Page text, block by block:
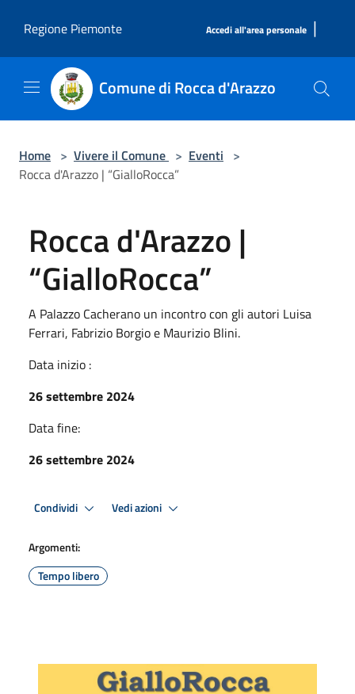
Regione Piemonte
Accedi all'area personale |
Comune di Rocca d'Arazzo
Home > Vivere il Comune > Eventi >
Rocca d'Arazzo | “GialloRocca”
Rocca d'Arazzo |
“GialloRocca”
A Palazzo Cacherano un incontro con gli autori Luisa
Ferrari, Fabrizio Borgio e Maurizio Blini.
Data inizio :
26 settembre 2024
Data fine:
26 settembre 2024
Condividi Vedi azioni
Argomenti:
Tempo libero